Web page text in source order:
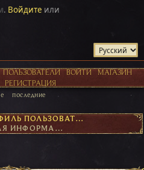
. Войдите или
ПОЛЬЗОВАТЕЛИ ВОЙТИ
МАГАЗИН
РЕГИСТРАЦИЯ
последние
ПРОФИЛЬ ПОЛЬЗОВАТЕЛЯ КАЙРОС
ОСНОВНАЯ ИНФОРМАЦИЯ